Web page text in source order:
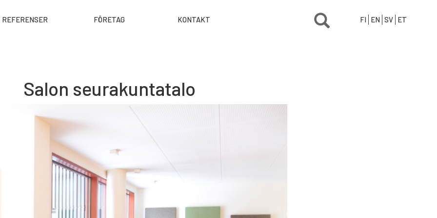
REFERENSER FÖRETAG KONTAKT FI EN SV ET
Salon seurakuntatalo